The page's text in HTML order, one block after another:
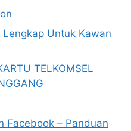
Untuk Kawan
TELKOMSEL
Facebook – Panduan